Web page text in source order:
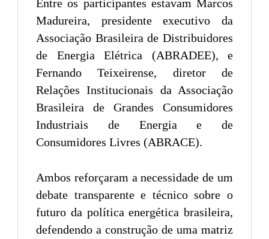
Entre os participantes estavam Marcos
Madureira, presidente executivo da
Associação Brasileira de Distribuidores
de Energia Elétrica (ABRADEE), e
Fernando Teixeirense, diretor de
Relações Institucionais da Associação
Brasileira de Grandes Consumidores
Industriais de Energia e de
Consumidores Livres (ABRACE).
Ambos reforçaram a necessidade de um
debate transparente e técnico sobre o
futuro da política energética brasileira,
defendendo a construção de uma matriz